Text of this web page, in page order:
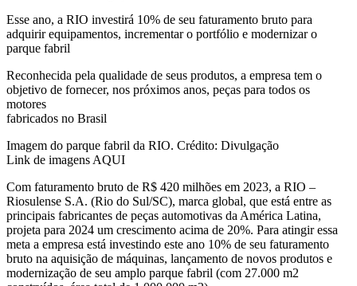
Esse ano, a RIO investirá 10% de seu faturamento bruto para
adquirir equipamentos, incrementar o portfólio e modernizar o
parque fabril
Reconhecida pela qualidade de seus produtos, a empresa tem o
objetivo de fornecer, nos próximos anos, peças para todos os
motores
fabricados no Brasil
Imagem do parque fabril da RIO. Crédito: Divulgação
Link de imagens AQUI
Com faturamento bruto de R$ 420 milhões em 2023, a RIO –
Riosulense S.A. (Rio do Sul/SC), marca global, que está entre as
principais fabricantes de peças automotivas da América Latina,
projeta para 2024 um crescimento acima de 20%. Para atingir essa
meta a empresa está investindo este ano 10% de seu faturamento
bruto na aquisição de máquinas, lançamento de novos produtos e
modernização de seu amplo parque fabril (com 27.000 m2